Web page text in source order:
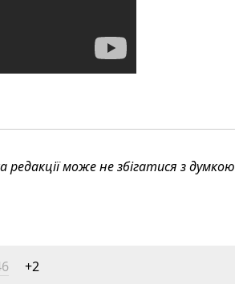
може не збігатися з думкою
+2